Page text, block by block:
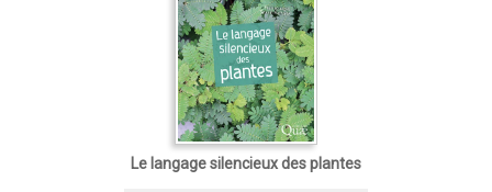
Le langage silencieux des plantes